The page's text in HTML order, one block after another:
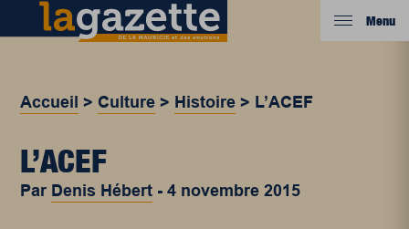
Menu
Accueil > Culture > Histoire > L’ACEF
L’ACEF
Par Denis Hébert -4 novembre 2015